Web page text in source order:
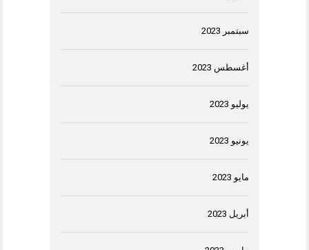
سبتمبر 2023
أغسطس 2023
يوليو 2023
يونيو 2023
مايو 2023
أبريل 2023